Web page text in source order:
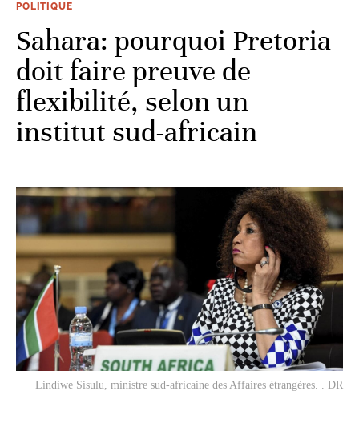
POLITIQUE
Sahara: pourquoi Pretoria
doit faire preuve de
flexibilité, selon un
institut sud-africain
Lindiwe Sisulu, ministre sud-africaine des Affaires étrangères. . DR